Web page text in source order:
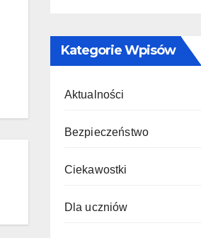
Kategorie Wpisów
Aktualności
Bezpieczeństwo
Ciekawostki
Dla uczniów